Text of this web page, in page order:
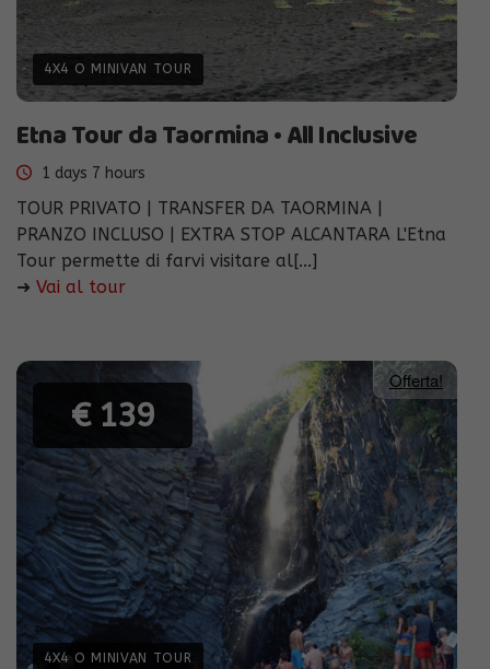
4X4 O MINIVAN TOUR
Etna Tour da Taormina • All Inclusive
1 days 7 hours
TOUR PRIVATO | TRANSFER DA TAORMINA |
PRANZO INCLUSO | EXTRA STOP ALCANTARA L'Etna
Tour permette di farvi visitare al[...]
➜ Vai al tour
4X4 O MINIVAN TOUR
Offerta!
€ 139